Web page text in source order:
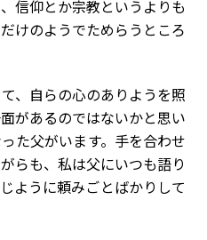
信仰とか宗教というよりも
けのようでためらうところ
、自らの心のありようを照
があるのではないかと思い
た父がいます。手を合わせ
らも、私は父にいつも語り
ように頼みごとばかりして